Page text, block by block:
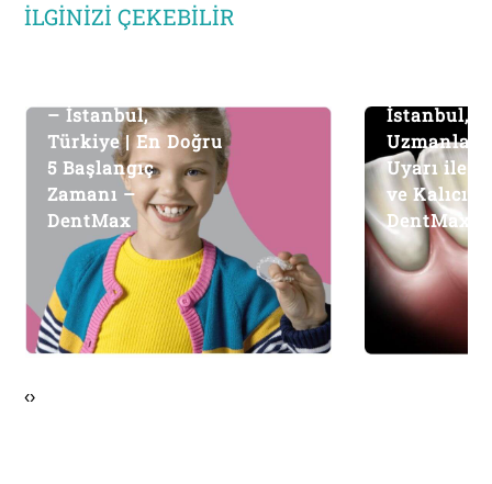
İLGINIZI ÇEKEBILIR
– İstanbul,
Türkiye | En Doğru
5 Başlangıç
Zamanı –
DentMax
İstanbul,
Uyarı ile
ve Kalıcı
DentMax
‹›